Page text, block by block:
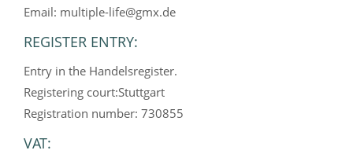
Email: multiple-life@gmx.de
REGISTER ENTRY:
Entry in the Handelsregister.
Registering court:Stuttgart
Registration number: 730855
VAT: